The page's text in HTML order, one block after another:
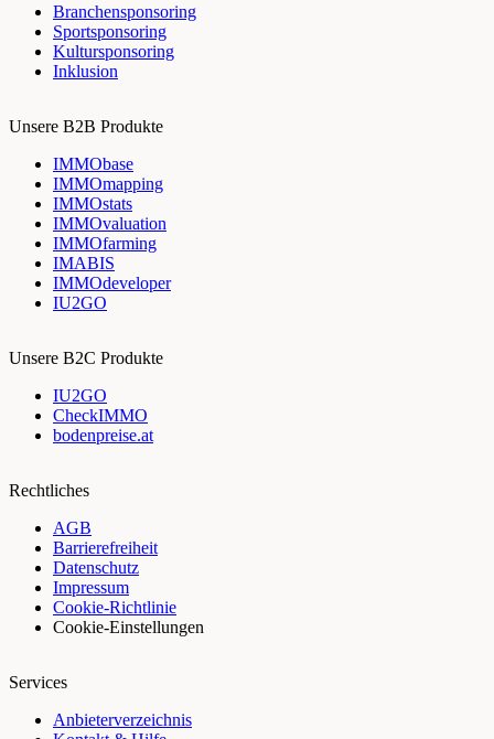
Branchensponsoring
Sportsponsoring
Kultursponsoring
Inklusion
Unsere B2B Produkte
IMMObase
IMMOmapping
IMMOstats
IMMOvaluation
IMMOfarming
IMABIS
IMMOdeveloper
IU2GO
Unsere B2C Produkte
IU2GO
CheckIMMO
bodenpreise.at
Rechtliches
AGB
Barrierefreiheit
Datenschutz
Impressum
Cookie-Richtlinie
Cookie-Einstellungen
Services
Anbieterverzeichnis